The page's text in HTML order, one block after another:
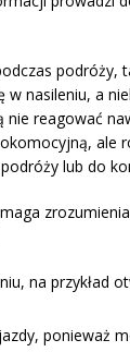
podróży,
nasileniu, a
reagować
ale
lub do
na przykład
ponieważ